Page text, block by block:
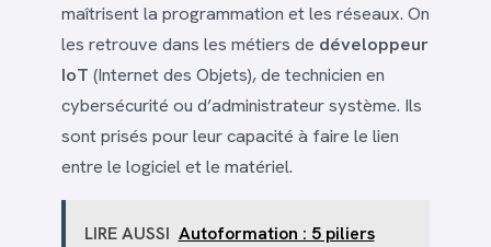
maîtrisent la programmation et les réseaux. On
les retrouve dans les métiers de développeur
IoT (Internet des Objets), de technicien en
cybersécurité ou d’administrateur système. Ils
sont prisés pour leur capacité à faire le lien
entre le logiciel et le matériel.
LIRE AUSSI Autoformation : 5 piliers